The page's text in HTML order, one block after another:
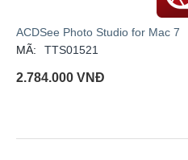
ACDSee Photo Studio for Mac 7
MÃ:
TTS01521
2.784.000 VNĐ